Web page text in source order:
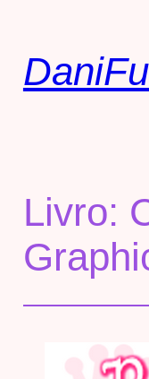
Livro: